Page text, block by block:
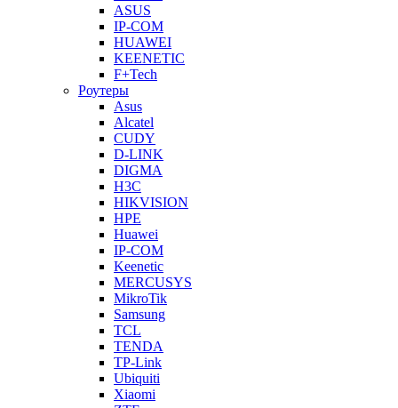
ASUS
IP-COM
HUAWEI
KEENETIC
F+Tech
Роутеры
Asus
Alcatel
CUDY
D-LINK
DIGMA
H3C
HIKVISION
HPE
Huawei
IP-COM
Keenetic
MERCUSYS
MikroTik
Samsung
TCL
TENDA
TP-Link
Ubiquiti
Xiaomi